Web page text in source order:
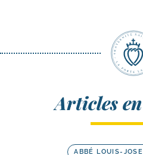
Articles
ABBÉ LOUIS-